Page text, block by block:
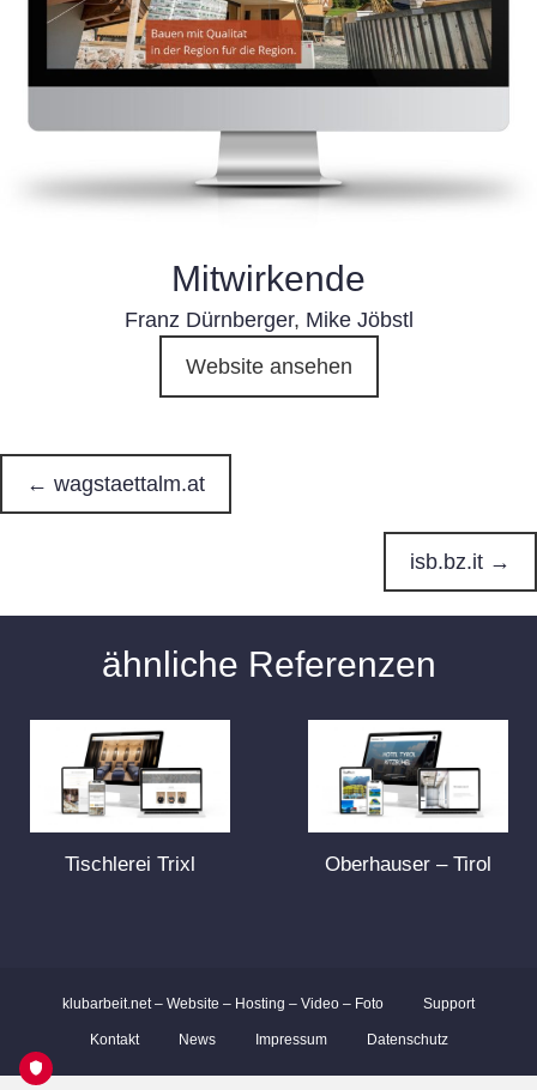
Mitwirkende
Franz Dürnberger, Mike Jöbstl
Website ansehen
P
s
g
← wagstaettalm.at
isb.bz.it →
ähnliche Referenzen
Tischlerei Trixl Oberhauser – Tirol
klubarbeit.net – Website – Hosting – Video – Foto Support
Kontakt News Impressum Datenschutz